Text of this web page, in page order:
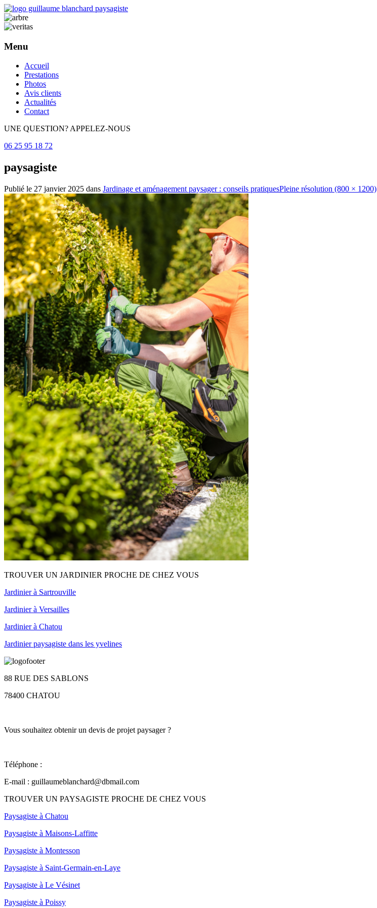
Menu
Aller
contenu
principal
Accueil
Prestations
Photos
Avis clients
Actualités
Contact
UNE QUESTION? APPELEZ-NOUS
06 25 95 18 72
paysagiste
Publié le 27 janvier 2025 dans Jardinage et aménagement paysager : conseils pratiquesPleine résolution (800 × 1200)
TROUVER UN JARDINIER PROCHE DE CHEZ VOUS
Jardinier à Sartrouville
Jardinier à Versailles
Jardinier à Chatou
Jardinier paysagiste dans les yvelines
88 RUE DES SABLONS
78400 CHATOU
Vous souhaitez obtenir un devis de projet paysager ?
Téléphone :
E-mail : guillaumeblanchard@dbmail.com
TROUVER UN PAYSAGISTE PROCHE DE CHEZ VOUS
Paysagiste à Chatou
Paysagiste à Maisons-Laffitte
Paysagiste à Montesson
Paysagiste à Saint-Germain-en-Laye
Paysagiste à Le Vésinet
Paysagiste à Poissy